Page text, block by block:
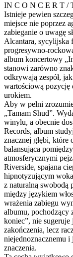
IN C O N C E R T /
Istnieje pewien
miejsce nie poprzez
zabieganie o uwagę
Alcantara, sycylijska
progresywno-
album koncertowy
stanowi zarówno
odkrywają zespół,
wartościową pozycję
urokiem.
Aby w pełni
„Tamam Shud”.
winylu, a obecnie
Records, album
znacznej głębi, które
balansująca pomiędzy
atmosferycznymi
Riverside, spajana
hipnotyzującym
z naturalną swobodą
między językiem
wrażenia zabiegu
albumu, pochodzący
koniec”, nie sugeruje
zakończenia, lecz
niejednoznacznemu i
znaczenia.